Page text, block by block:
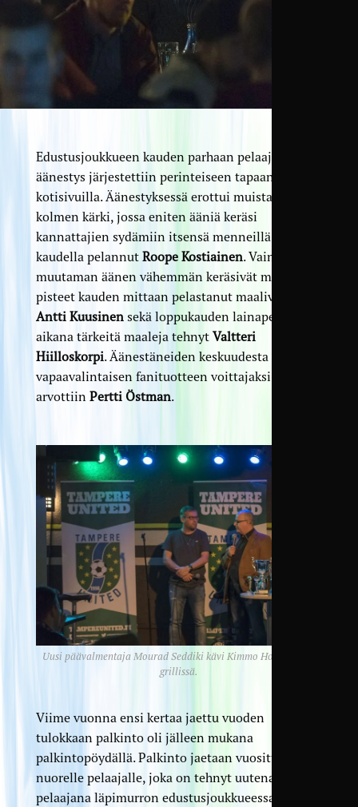
Edustusjoukkueen kauden parhaan pelaajan
äänestys järjestettiin perinteiseen tapaan seuran
kotisivuilla. Äänestyksessä erottui muista kova
kolmen kärki, jossa eniten ääniä keräsi
kannattajien sydämiin itsensä menneillä kahdella
kaudella pelannut Roope Kostiainen. Vain
muutaman äänen vähemmän keräsivät monet
pisteet kauden mittaan pelastanut maalivahti
Antti Kuusinen sekä loppukauden lainapestinsä
aikana tärkeitä maaleja tehnyt Valtteri
Hiilloskorpi. Äänestäneiden keskuudesta
vapaavalintaisen fanituotteen voittajaksi
arvottiin Pertti Östman.
Uusi päävalmentaja Mourad Seddiki kävi Kimmo Hoivassillan
grillissä.
Viime vuonna ensi kertaa jaettu vuoden
tulokkaan palkinto oli jälleen mukana
palkintopöydällä. Palkinto jaetaan vuosittan
nuorelle pelaajalle, joka on tehnyt uutena
pelaajana läpimurron edustusjoukkueessa. Viime